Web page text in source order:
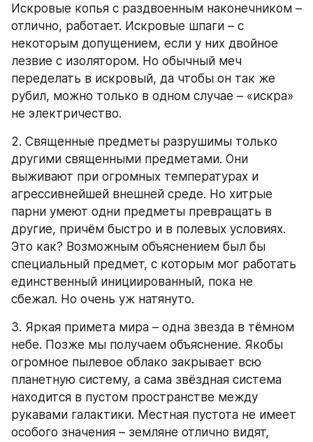
Искровые копья с раздвоенным наконечником –
отлично, работает. Искровые шпаги – с
некоторым допущением, если у них двойное
лезвие с изолятором. Но обычный меч
переделать в искровый, да чтобы он так же
рубил, можно только в одном случае – «искра»
не электричество.
2. Священные предметы разрушимы только
другими священными предметами. Они
выживают при огромных температурах и
агрессивнейшей внешней среде. Но хитрые
парни умеют одни предметы превращать в
другие, причём быстро и в полевых условиях.
Это как? Возможным объяснением был бы
специальный предмет, с которым мог работать
единственный инициированный, пока не
сбежал. Но очень уж натянуто.
3. Яркая примета мира – одна звезда в тёмном
небе. Позже мы получаем объяснение. Якобы
огромное пылевое облако закрывает всю
планетную систему, а сама звёздная система
находится в пустом пространстве между
рукавами галактики. Местная пустота не имеет
особого значения – земляне отлично видят,